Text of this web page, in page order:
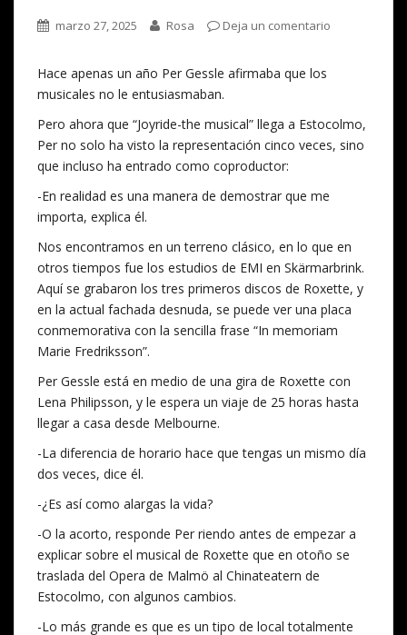
marzo 27, 2025 Rosa Deja un comentario
Hace apenas un año Per Gessle afirmaba que los
musicales no le entusiasmaban.
Pero ahora que “Joyride-the musical” llega a Estocolmo,
Per no solo ha visto la representación cinco veces, sino
que incluso ha entrado como coproductor:
-En realidad es una manera de demostrar que me
importa, explica él.
Nos encontramos en un terreno clásico, en lo que en
otros tiempos fue los estudios de EMI en Skärmarbrink.
Aquí se grabaron los tres primeros discos de Roxette, y
en la actual fachada desnuda, se puede ver una placa
conmemorativa con la sencilla frase “In memoriam
Marie Fredriksson”.
Per Gessle está en medio de una gira de Roxette con
Lena Philipsson, y le espera un viaje de 25 horas hasta
llegar a casa desde Melbourne.
-La diferencia de horario hace que tengas un mismo día
dos veces, dice él.
-¿Es así como alargas la vida?
-O la acorto, responde Per riendo antes de empezar a
explicar sobre el musical de Roxette que en otoño se
traslada del Opera de Malmö al Chinateatern de
Estocolmo, con algunos cambios.
-Lo más grande es que es un tipo de local totalmente